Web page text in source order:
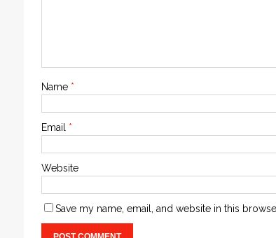
Name *
Email *
Website
Save my name, email, and website in this